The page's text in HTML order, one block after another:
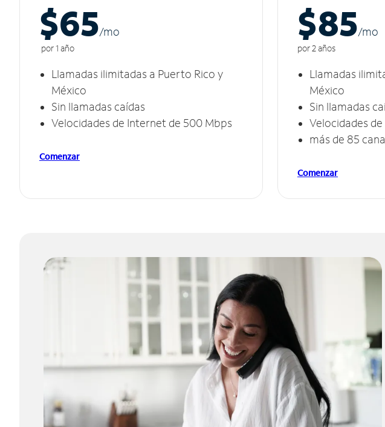
$65/mo
por 1 año
Llamadas ilimitadas a Puerto Rico y
México
Sin llamadas caídas
Velocidades de Internet de 500 Mbps
Comenzar
$85/mo
por 2 años
Llamadas
México
Sin llamadas
Velocidades
más de 85
Comenzar